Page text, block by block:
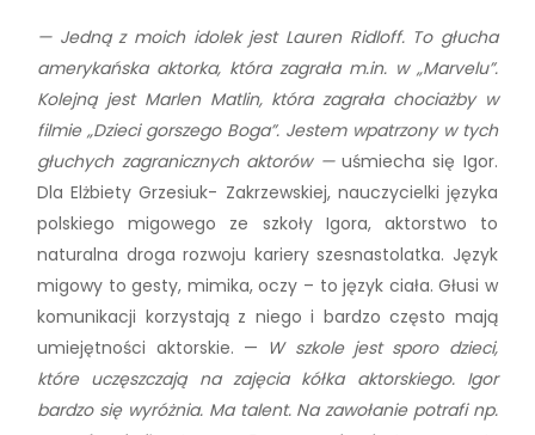
— Jedną z moich idolek jest Lauren Ridloff. To głucha
amerykańska aktorka, która zagrała m.in. w „Marvelu”.
Kolejną jest Marlen Matlin, która zagrała chociażby w
filmie „Dzieci gorszego Boga”. Jestem wpatrzony w tych
głuchych zagranicznych aktorów —uśmiecha się Igor.
Dla Elżbiety Grzesiuk- Zakrzewskiej, nauczycielki języka
polskiego migowego ze szkoły Igora, aktorstwo to
naturalna droga rozwoju kariery szesnastolatka. Język
migowy to gesty, mimika, oczy – to język ciała. Głusi w
komunikacji korzystają z niego i bardzo często mają
umiejętności aktorskie. — W szkole jest sporo dzieci,
które uczęszczają na zajęcia kółka aktorskiego. Igor
bardzo się wyróżnia. Ma talent. Na zawołanie potrafi np.